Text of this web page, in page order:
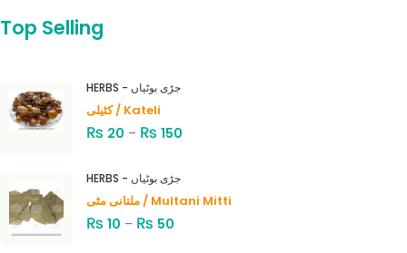
Top Selling
HERBS - جڑی بوٹیاں
کٹیلی / Kateli
₨ 20 – ₨ 150
HERBS - جڑی بوٹیاں
ملتانی مٹی / Multani Mitti
₨ 10 – ₨ 50